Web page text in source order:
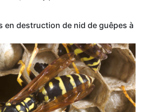
en destruction de nid de guêpes à